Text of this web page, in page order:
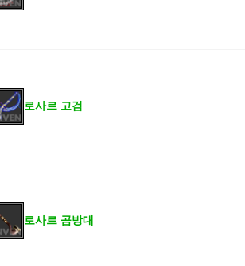
로사르 고검
로사르 곰방대